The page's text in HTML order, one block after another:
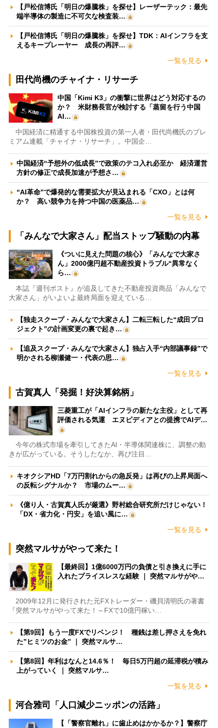
【戸松信博氏「明日の爆騰株」を探せ】レーザーテック：最先
端半導体の製造に不可欠な検査装…
【戸松信博氏「明日の爆騰株」を探せ】TDK：AIインフラを支
えるキープレーヤー 成長の再評…
一覧を見る
田代尚機のチャイナ・リサーチ
中国「Kimi K3」の衝撃に世界はどう対応するの
か？ 米財務長官が検討する「蒸留を行う中国
AI…
中国経済に精通する中国株投資の第一人者・田代尚機氏のプレ
ミアム連載「チャイナ・リサーチ」。中国企…
中国経済“予想外の低成長”で政策のテコ入れ必至か 経済運営
方針の修正で成長加速が予想さ…
“AI革命”で爆発的な需要拡大が見込まれる「CXO」とは何
か？ 高い競争力を持つ中国の医薬品…
一覧を見る
「みんなで大家さん」配当ストップ騒動の内幕
《ついに見えた問題の核心》「みんなで大家さ
ん」2000億円超不動産投資トラブル“異常なく
ら…
本誌『週刊ポスト』が追及してきた不動産投資商品「みんなで
大家さん」がいよいよ最終局面を迎えている…
【独走スクープ・みんなで大家さん】二転三転した“成田プロ
ジェクト”の計画変更の裏で起き…
【追及スクープ・みんなで大家さん】独占入手“内部議事録”で
明かされる柳瀬健一・代表の思…
一覧を見る
古賀真人「発掘！好決算銘柄」
三菱重工が「AIインフラの新たな主役」として再
評価される気運 エヌビディアとの提携でAIデ…
今年の株式市場を牽引してきたAI・半導体関連株に、調整の動
きが広がっている。そうしたなか、再び注目…
キオクシアHD「7万円割れからの急反発」は再びの上昇局面へ
の反転シグナルか？ 市場のムー…
《億り人・古賀真人氏が厳選》野村総合研究所だけじゃない！
「DX・省力化・円安」を追い風に…
一覧を見る
突然マルサがやって来た！
【最終回】1億6000万円の負債と引き換えに手に
入れたプライスレスな経験 ｜ 突然マルサがや…
2009年12月に発行された元FXトレーダー・磯貝清明氏の著書
『突然マルサがやって来た！～FXで10億円稼い…
【第9回】もう一度FXでリベンジ！ 種銭は差し押さえを免れ
た”ヒミツのお金” ｜ 突然マルサ…
【第8回】年利はなんと14.6％！ 毎日5万円超の延滞税が積み
上がっていく ｜ 突然マルサ…
一覧を見る
河合雅司「人口減少ニッポンの活路」
【「警察官離れ」に歯止めはかかるか？】警察庁